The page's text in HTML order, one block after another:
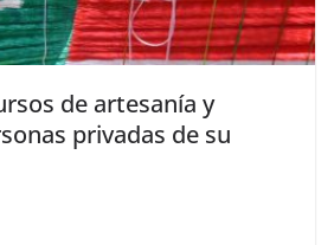
de artesanía y
privadas de su